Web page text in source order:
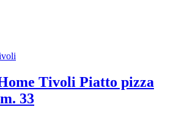
Tivoli Piatto pizza
33